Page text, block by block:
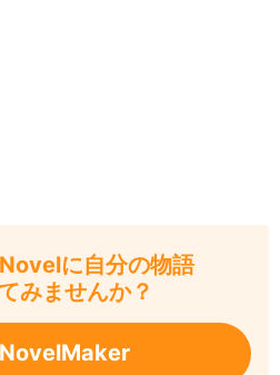
に自分の物語
みませんか？